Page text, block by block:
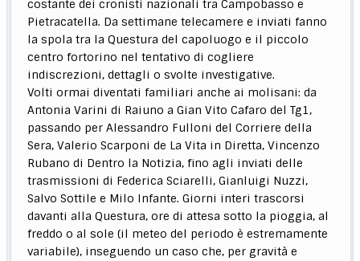
costante dei cronisti nazionali tra Campobasso e
Pietracatella. Da settimane telecamere e inviati fanno
la spola tra la Questura del capoluogo e il piccolo
centro fortorino nel tentativo di cogliere
indiscrezioni, dettagli o svolte investigative.
Volti ormai diventati familiari anche ai molisani: da
Antonia Varini di Raiuno a Gian Vito Cafaro del Tg1,
passando per Alessandro Fulloni del Corriere della
Sera, Valerio Scarponi de La Vita in Diretta, Vincenzo
Rubano di Dentro la Notizia, fino agli inviati delle
trasmissioni di Federica Sciarelli, Gianluigi Nuzzi,
Salvo Sottile e Milo Infante. Giorni interi trascorsi
davanti alla Questura, ore di attesa sotto la pioggia, al
freddo o al sole (il meteo del periodo è estremamente
variabile), inseguendo un caso che, per gravità e